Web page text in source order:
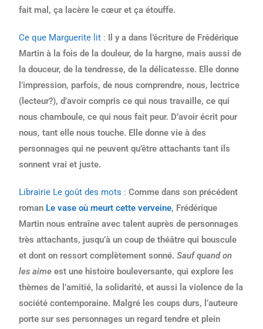
fait mal, ça lacère le cœur et ça étouffe.
Ce que Marguerite lit : Il y a dans l’écriture de Frédérique
Martin à la fois de la douleur, de la hargne, mais aussi de
la douceur, de la tendresse, de la délicatesse. Elle donne
l’impression, parfois, de nous comprendre, nous, lectrice
(lecteur?), d’avoir compris ce qui nous travaille, ce qui
nous chamboule, ce qui nous fait peur. D’avoir écrit pour
nous, tant elle nous touche. Elle donne vie à des
personnages qui ne peuvent qu’être attachants tant ils
sonnent vrai et juste.
Librairie Le goût des mots :Comme dans son précédent
roman Le vase où meurt cette verveine, Frédérique
Martin nous entraîne avec talent auprès de personnages
très attachants, jusqu’à un coup de théâtre qui bouscule
et dont on ressort complètement sonné.Sauf quand on
les aime est une histoire bouleversante, qui explore les
thèmes de l’amitié, la solidarité, et aussi la violence de la
société contemporaine. Malgré les coups durs, l’auteure
porte sur ses personnages un regard tendre et plein